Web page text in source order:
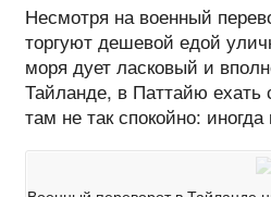
Несмотря на военный
торгуют дешевой едой
моря дует ласковый и
Тайланде, в Паттайю ехать
там не так спокойно: